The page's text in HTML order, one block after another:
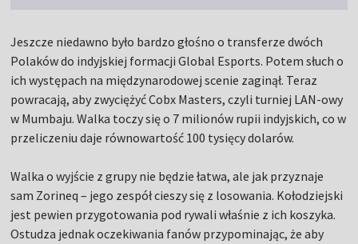
Jeszcze niedawno było bardzo głośno o transferze dwóch
Polaków do indyjskiej formacji Global Esports. Potem słuch o
ich występach na międzynarodowej scenie zaginął. Teraz
powracają, aby zwyciężyć Cobx Masters, czyli turniej LAN-owy
w Mumbaju. Walka toczy się o 7 milionów rupii indyjskich, co w
przeliczeniu daje równowartość 100 tysięcy dolarów.
Walka o wyjście z grupy nie będzie łatwa, ale jak przyznaje
sam Zorineq – jego zespół cieszy się z losowania. Kołodziejski
jest pewien przygotowania pod rywali właśnie z ich koszyka.
Ostudza jednak oczekiwania fanów przypominając, że aby